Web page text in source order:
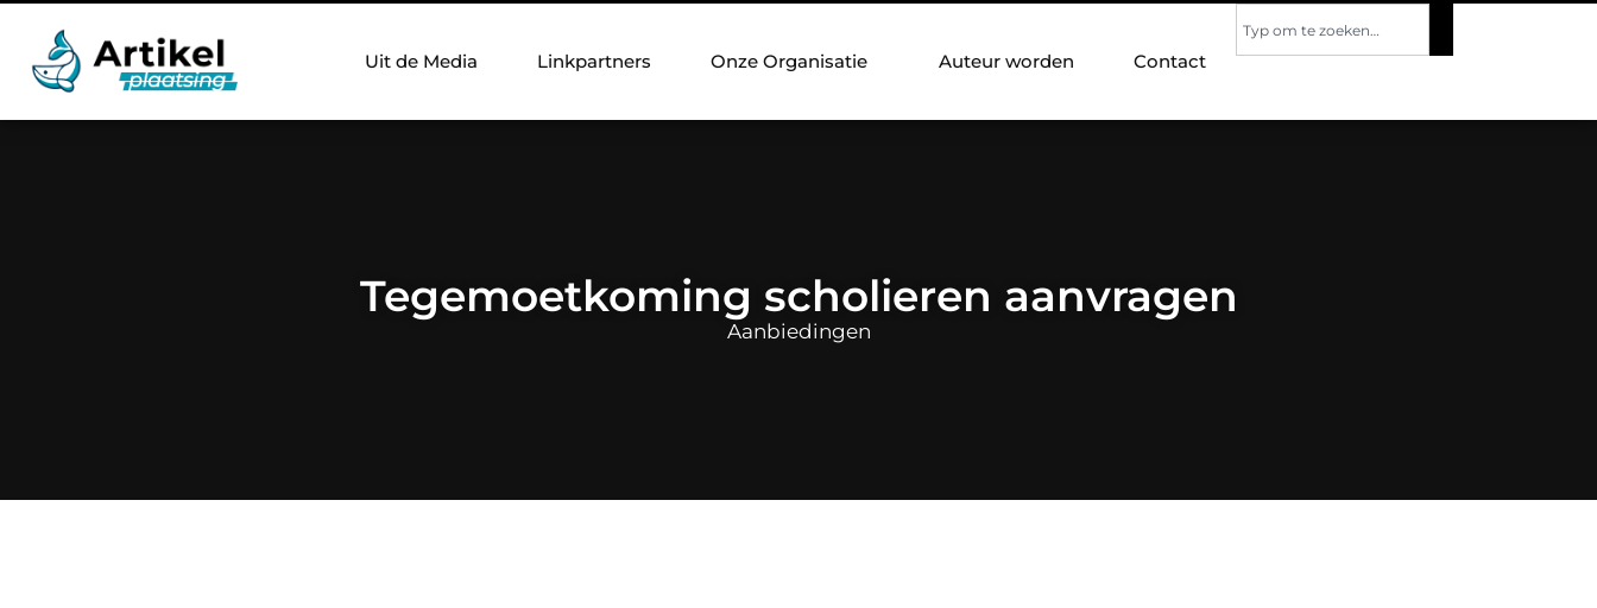
Uit de Media Linkpartners Onze Organisatie Auteur worden Contact
Tegemoetkoming scholieren aanvragen
Aanbiedingen